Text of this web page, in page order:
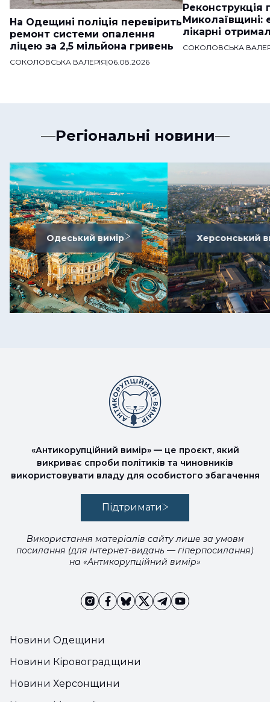
На Одещині поліція перевірить
ремонт системи опалення
ліцею за 2,5 мільйона гривень
СОКОЛОВСЬКА ВАЛЕРІЯ|06.08.2026
Реконструкція
Миколаївщині:
лікарні
СОКОЛОВСЬКА
Регіональні новини
Одеський вимір Херсонський
Новини Одещини
Новини Кіровоградщини
Новини Херсонщини
«Антикорупційний вимір» — це проєкт, який
викриває спроби політиків та чиновників
використовувати владу для особистого збагачення
Підтримати
Використання матеріалів сайту лише за умови
посилання (для інтернет-видань — гіперпосилання)
на «Антикорупційний вимір»